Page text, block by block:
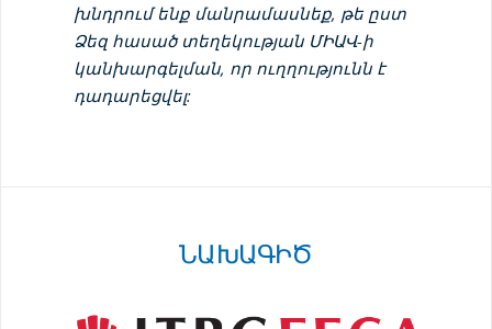
խնդրում ենք մանրամասնեք, թե ըստ
Ձեզ հասած տեղեկության ՄԻԱՎ-ի
կանխարգելման, որ ուղղությունն է
դադարեցվել:
ՆԱԽԱԳԻԾ